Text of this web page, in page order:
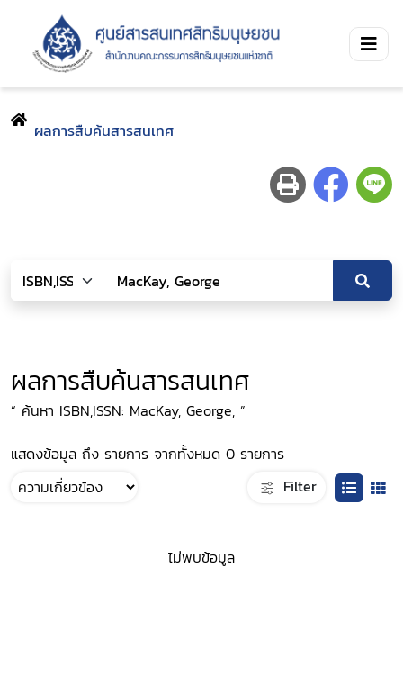
ผลการสืบค้นสารสนเทศ
ผลการสืบค้นสารสนเทศ
“ ค้นหา ISBN,ISSN: MacKay, George, ”
แสดงข้อมูล ถึง รายการ จากทั้งหมด 0 รายการ
Filter
ไม่พบข้อมูล